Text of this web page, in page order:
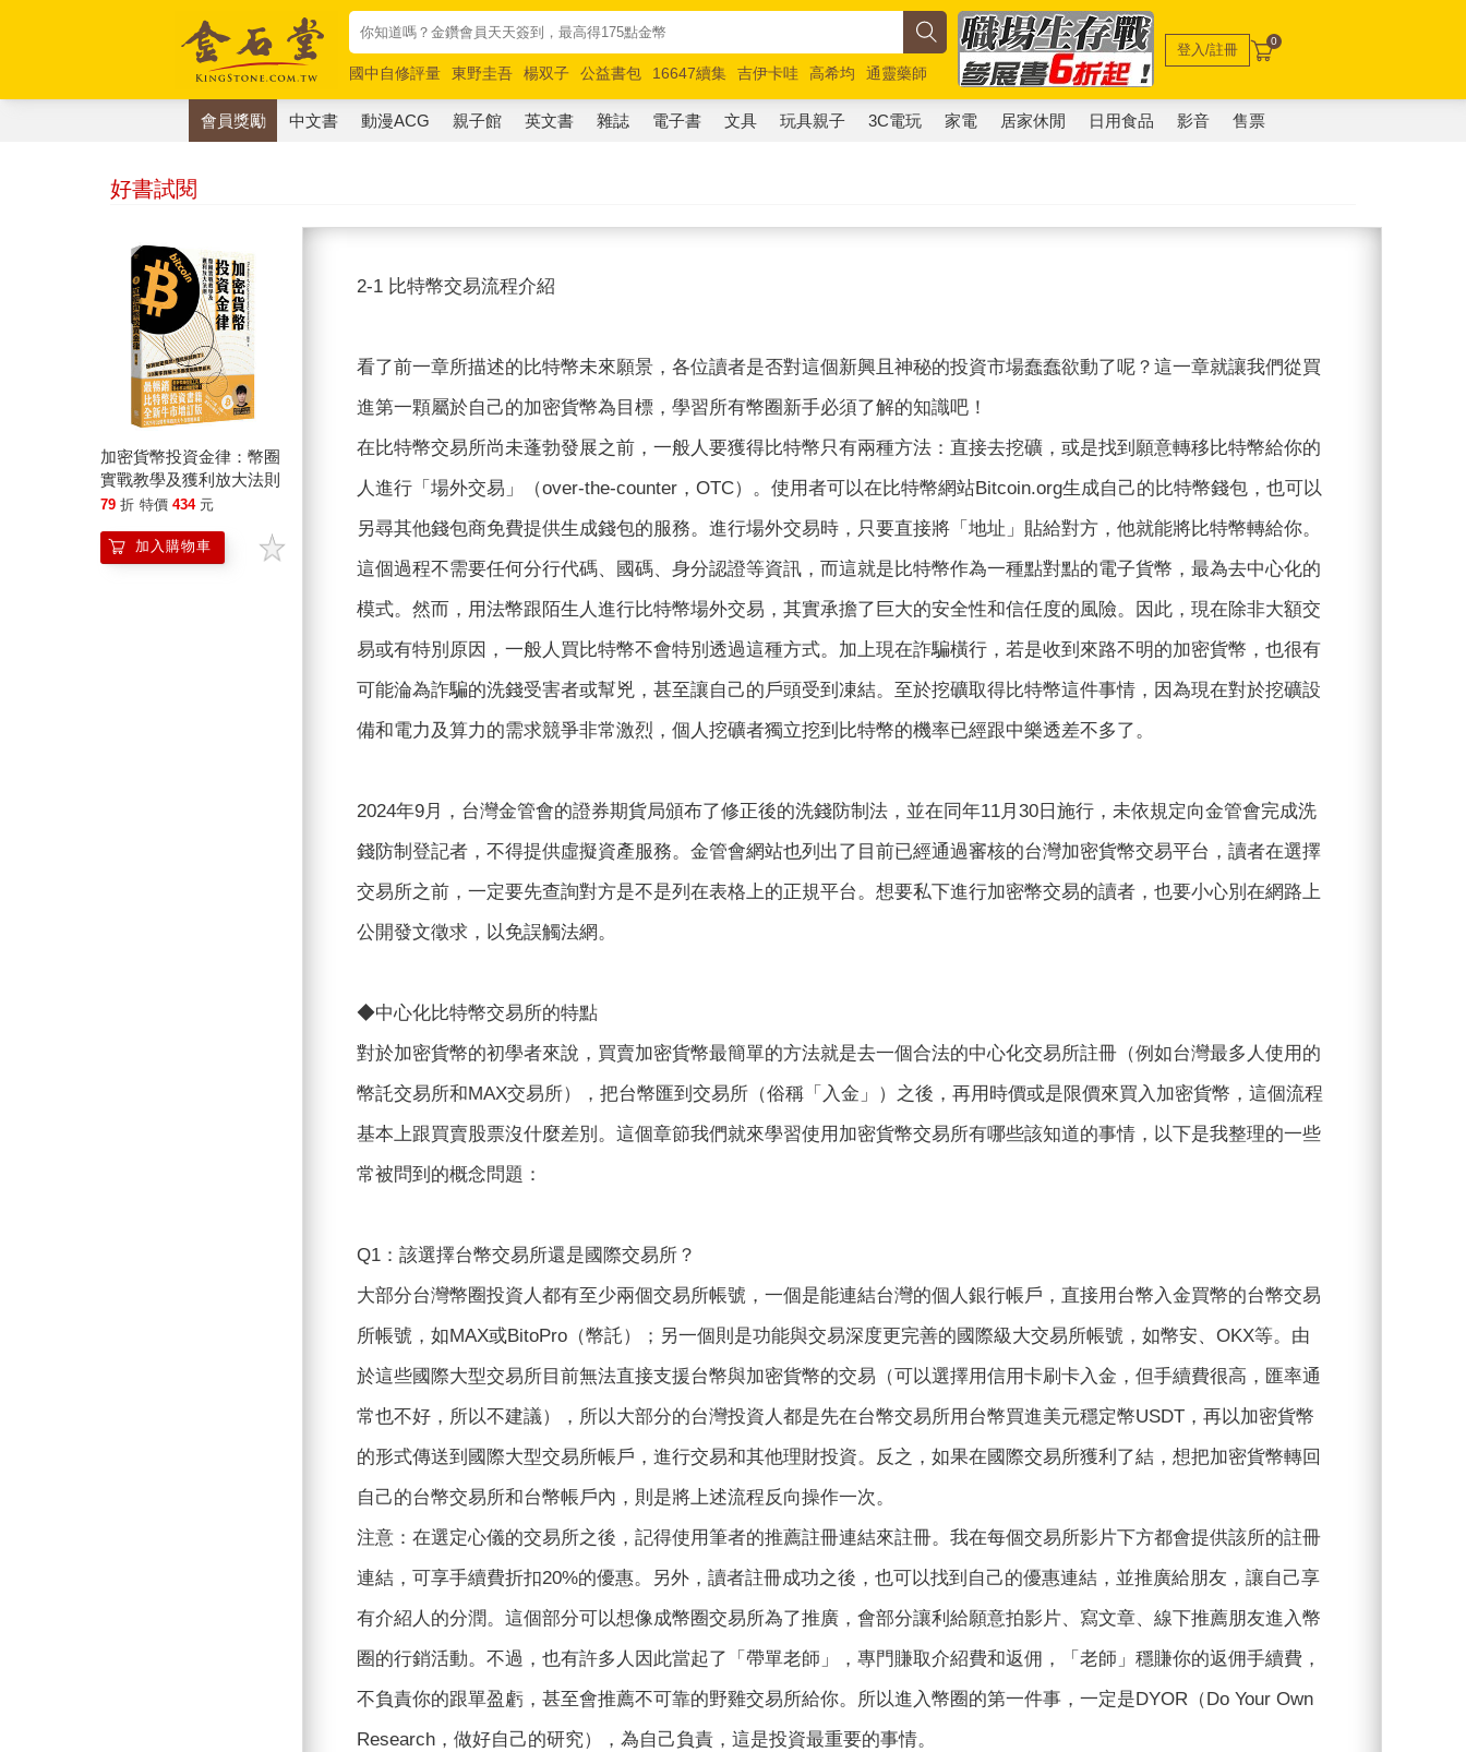
國中自修評量 東野圭吾 楊双子 公益書包 16647續集 吉伊卡哇 高希均
通靈藥師
唯紅花綻放
奧德賽 路邊攤新作 馬斯克 玩具總動員5 超慢跑
登入/註冊 0
會員獎勵 中文書 動漫ACG 親子館 英文書 雜誌 電子書 文具 玩具親子 3C電玩 家電 居家休閒 日用食品 影音 售票
好書試閱
加密貨幣投資金律：幣圈
實戰教學及獲利放大法則
79 折 特價 434 元
加入購物車
2-1 比特幣交易流程介紹
看了前一章所描述的比特幣未來願景，各位讀者是否對這個新興且神秘的投資市場蠢蠢欲動了呢？這一章就讓我們從買
進第一顆屬於自己的加密貨幣為目標，學習所有幣圈新手必須了解的知識吧！
在比特幣交易所尚未蓬勃發展之前，一般人要獲得比特幣只有兩種方法：直接去挖礦，或是找到願意轉移比特幣給你的
人進行「場外交易」（over-the-counter，OTC）。使用者可以在比特幣網站Bitcoin.org生成自己的比特幣錢包，也可以
另尋其他錢包商免費提供生成錢包的服務。進行場外交易時，只要直接將「地址」貼給對方，他就能將比特幣轉給你。
這個過程不需要任何分行代碼、國碼、身分認證等資訊，而這就是比特幣作為一種點對點的電子貨幣，最為去中心化的
模式。然而，用法幣跟陌生人進行比特幣場外交易，其實承擔了巨大的安全性和信任度的風險。因此，現在除非大額交
易或有特別原因，一般人買比特幣不會特別透過這種方式。加上現在詐騙橫行，若是收到來路不明的加密貨幣，也很有
可能淪為詐騙的洗錢受害者或幫兇，甚至讓自己的戶頭受到凍結。至於挖礦取得比特幣這件事情，因為現在對於挖礦設
備和電力及算力的需求競爭非常激烈，個人挖礦者獨立挖到比特幣的機率已經跟中樂透差不多了。
2024年9月，台灣金管會的證券期貨局頒布了修正後的洗錢防制法，並在同年11月30日施行，未依規定向金管會完成洗
錢防制登記者，不得提供虛擬資產服務。金管會網站也列出了目前已經通過審核的台灣加密貨幣交易平台，讀者在選擇
交易所之前，一定要先查詢對方是不是列在表格上的正規平台。想要私下進行加密幣交易的讀者，也要小心別在網路上
公開發文徵求，以免誤觸法網。
◆中心化比特幣交易所的特點
對於加密貨幣的初學者來說，買賣加密貨幣最簡單的方法就是去一個合法的中心化交易所註冊（例如台灣最多人使用的
幣託交易所和MAX交易所），把台幣匯到交易所（俗稱「入金」）之後，再用時價或是限價來買入加密貨幣，這個流程
基本上跟買賣股票沒什麼差別。這個章節我們就來學習使用加密貨幣交易所有哪些該知道的事情，以下是我整理的一些
常被問到的概念問題：
Q1：該選擇台幣交易所還是國際交易所？
大部分台灣幣圈投資人都有至少兩個交易所帳號，一個是能連結台灣的個人銀行帳戶，直接用台幣入金買幣的台幣交易
所帳號，如MAX或BitoPro（幣託）；另一個則是功能與交易深度更完善的國際級大交易所帳號，如幣安、OKX等。由
於這些國際大型交易所目前無法直接支援台幣與加密貨幣的交易（可以選擇用信用卡刷卡入金，但手續費很高，匯率通
常也不好，所以不建議），所以大部分的台灣投資人都是先在台幣交易所用台幣買進美元穩定幣USDT，再以加密貨幣
的形式傳送到國際大型交易所帳戶，進行交易和其他理財投資。反之，如果在國際交易所獲利了結，想把加密貨幣轉回
自己的台幣交易所和台幣帳戶內，則是將上述流程反向操作一次。
注意：在選定心儀的交易所之後，記得使用筆者的推薦註冊連結來註冊。我在每個交易所影片下方都會提供該所的註冊
連結，可享手續費折扣20%的優惠。另外，讀者註冊成功之後，也可以找到自己的優惠連結，並推廣給朋友，讓自己享
有介紹人的分潤。這個部分可以想像成幣圈交易所為了推廣，會部分讓利給願意拍影片、寫文章、線下推薦朋友進入幣
圈的行銷活動。不過，也有許多人因此當起了「帶單老師」，專門賺取介紹費和返佣，「老師」穩賺你的返佣手續費，
不負責你的跟單盈虧，甚至會推薦不可靠的野雞交易所給你。所以進入幣圈的第一件事，一定是DYOR（Do Your Own
Research，做好自己的研究），為自己負責，這是投資最重要的事情。